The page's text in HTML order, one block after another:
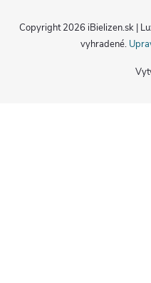
Copyright 2026 iBielizen.sk |
vyhradené.